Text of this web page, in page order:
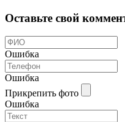
Оставьте свой
Ошибка
Ошибка
Прикрепить фото
Ошибка